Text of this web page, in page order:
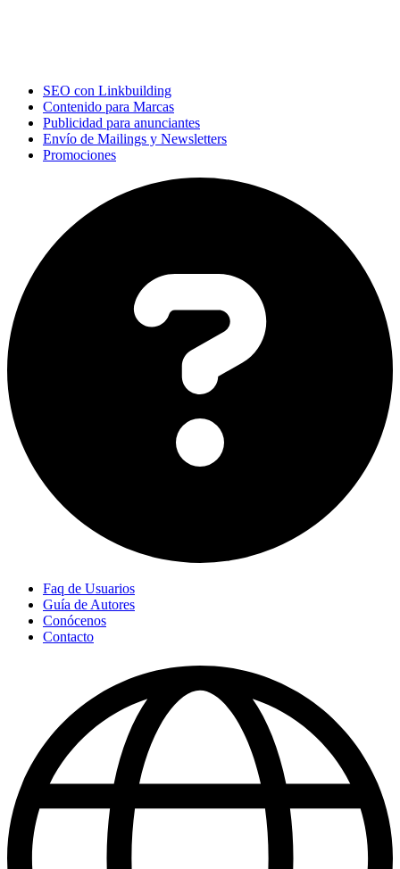
SEO con Linkbuilding
Contenido para Marcas
Publicidad para anunciantes
Envío de Mailings y Newsletters
Promociones
Faq de Usuarios
Guía de Autores
Conócenos
Contacto